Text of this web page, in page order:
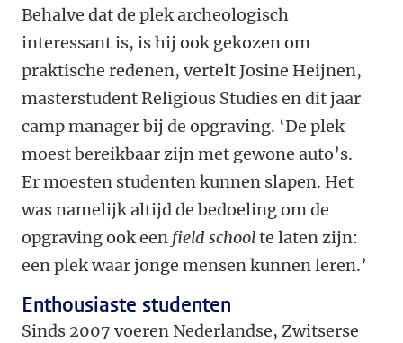
Behalve dat de plek archeologisch
interessant is, is hij ook gekozen om
praktische redenen, vertelt Josine Heijnen,
masterstudent Religious Studies en dit jaar
camp manager bij de opgraving. ‘De plek
moest bereikbaar zijn met gewone auto’s.
Er moesten studenten kunnen slapen. Het
was namelijk altijd de bedoeling om de
opgraving ook een field schoolte laten zijn:
een plek waar jonge mensen kunnen leren.’
Enthousiaste studenten
Sinds 2007 voeren Nederlandse, Zwitserse